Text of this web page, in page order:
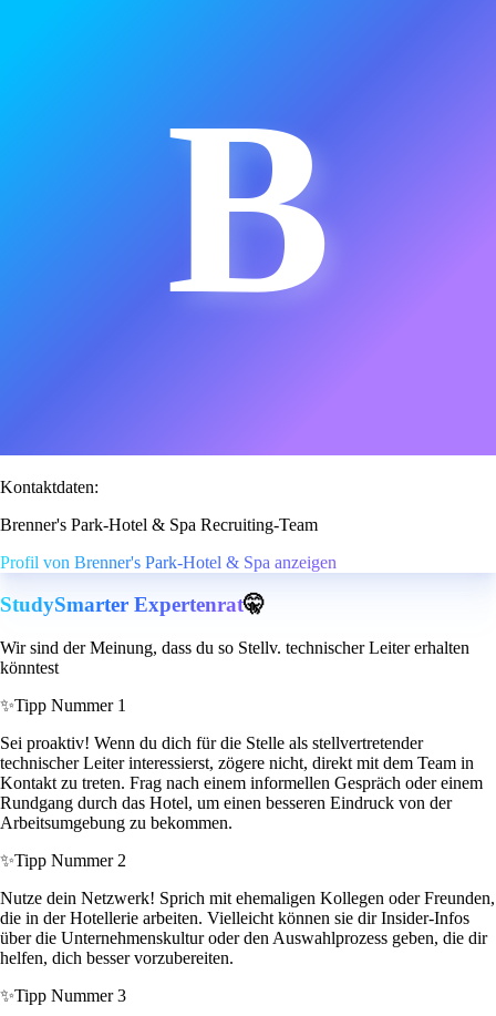
B
Kontaktdaten:
Brenner's Park-Hotel & Spa Recruiting-Team
Profil von Brenner's Park-Hotel & Spa anzeigen
StudySmarter Expertenrat🤫
Wir sind der Meinung, dass du so Stellv. technischer Leiter erhalten
könntest
✨Tipp Nummer 1
Sei proaktiv! Wenn du dich für die Stelle als stellvertretender
technischer Leiter interessierst, zögere nicht, direkt mit dem Team in
Kontakt zu treten. Frag nach einem informellen Gespräch oder einem
Rundgang durch das Hotel, um einen besseren Eindruck von der
Arbeitsumgebung zu bekommen.
✨Tipp Nummer 2
Nutze dein Netzwerk! Sprich mit ehemaligen Kollegen oder Freunden,
die in der Hotellerie arbeiten. Vielleicht können sie dir Insider-Infos
über die Unternehmenskultur oder den Auswahlprozess geben, die dir
helfen, dich besser vorzubereiten.
✨Tipp Nummer 3